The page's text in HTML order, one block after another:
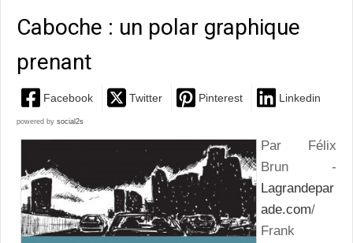
Caboche : un polar graphique
prenant
Facebook Twitter Pinterest Linkedin
powered by social2s
Par Félix
Brun -
Lagrandepar
ade.com/
Frank